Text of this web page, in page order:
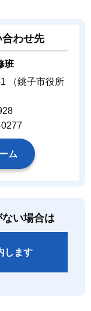
わせ先
班
（銚子市役所
ム
い場合は
します